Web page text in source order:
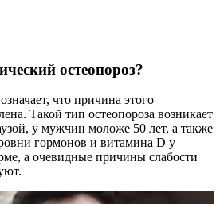
остеопороз?
что причина этого
Такой тип остеопороза возникает
у мужчин моложе 50 лет, а также
гормонов и витамина D у
а очевидные причины слабости